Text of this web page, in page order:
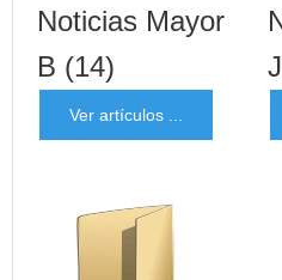
Noticias Mayor
B (14)
Ver artículos ...